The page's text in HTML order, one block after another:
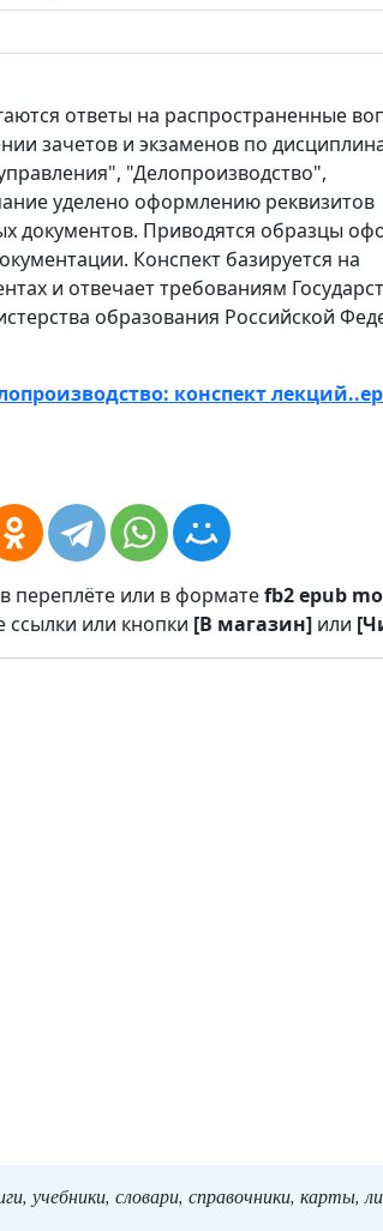
ответы на распространенные
зачетов и экзаменов по
"Делопроизводство",
уделено оформлению реквизитов
документов. Приводятся образцы
Конспект базируется на
и отвечает требованиям
образования Российской
конспект
переплёте или в форматеfb2epub
или кнопки [В магазин] или
учебники, словари, справочники, карты,